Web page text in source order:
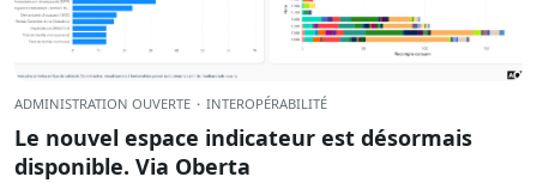
ADMINISTRATION OUVERTE · INTEROPÉRABILITÉ
Le nouvel espace indicateur est désormais
disponible. Via Oberta